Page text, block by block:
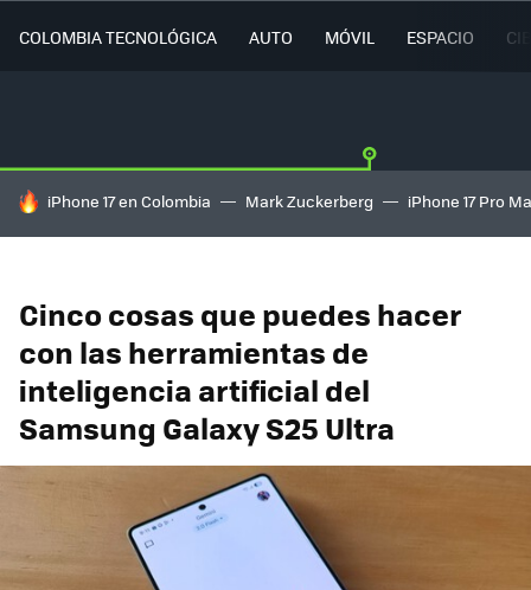
COLOMBIA TECNOLÓGICA AUTO MÓVIL ESPACIO
HOY SE HABLA DE
iPhone 17 en Colombia Mark Zuckerberg iPhone 17 Pro
Cinco cosas que puedes hacer
con las herramientas de
inteligencia artificial del
Samsung Galaxy S25 Ultra